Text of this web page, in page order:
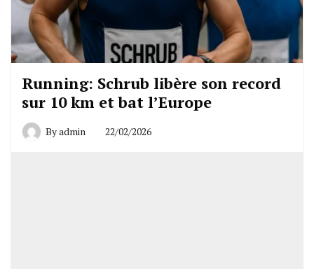
Running: Schrub libère son record
sur 10 km et bat l’Europe
Byadmin 22/02/2026